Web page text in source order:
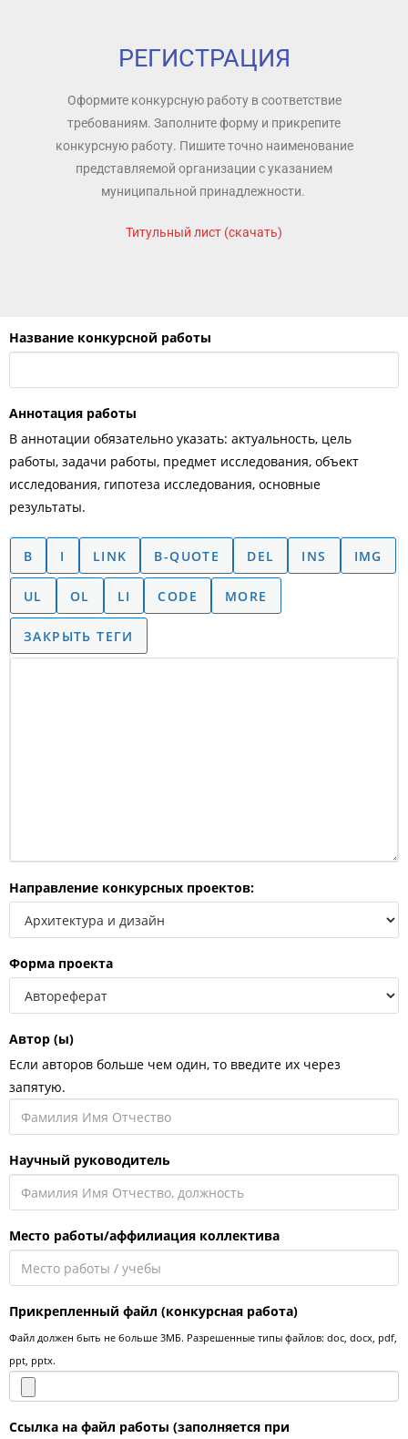
РЕГИСТРАЦИЯ
Оформите конкурсную работу в соответствие
требованиям. Заполните форму и прикрепите
конкурсную работу. Пишите точно наименование
представляемой организации с указанием
муниципальной принадлежности.
Титульный лист (скачать)
Название конкурсной работы
Аннотация работы
В аннотации обязательно указать: актуальность, цель
работы, задачи работы, предмет исследования, объект
исследования, гипотеза исследования, основные
результаты.
Направление конкурсных проектов:
Форма проекта
Автор (ы)
Если авторов больше чем один, то введите их через
запятую.
Научный руководитель
Место работы/аффилиация коллектива
Прикрепленный файл (конкурсная работа)
Файл должен быть не больше 3МБ. Разрешенные типы файлов: doc, docx, pdf,
ppt, pptx.
Ссылка на файл работы (заполняется при